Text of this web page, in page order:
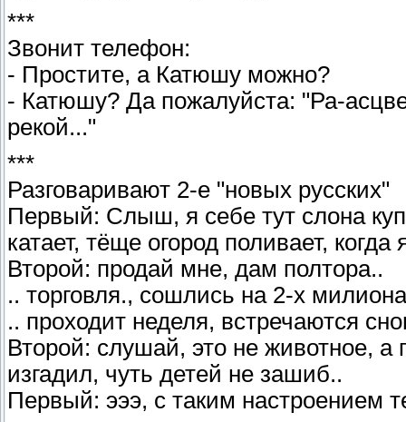
***
Звонит телефон:
- Простите, а Катюшу можно?
- Катюшу? Да пожалуйста: "Ра-
рекой..."
***
Разговаривают 2-е "новых русских"
Первый: Слыш, я себе тут слона
катает, тёще огород поливает,
Второй: продай мне, дам полтора..
.. торговля., сошлись на 2-х
.. проходит неделя, встречаются
Второй: слушай, это не животное, а
изгадил, чуть детей не зашиб..
Первый: эээ, с таким настроением